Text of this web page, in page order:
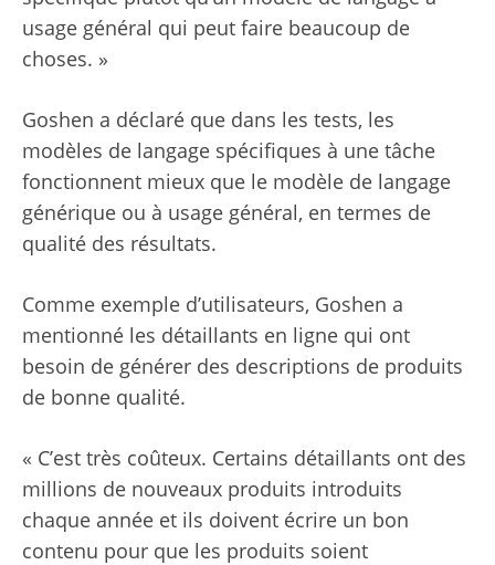
usage général qui peut faire beaucoup de
choses. »
Goshen a déclaré que dans les tests, les
modèles de langage spécifiques à une tâche
fonctionnent mieux que le modèle de langage
générique ou à usage général, en termes de
qualité des résultats.
Comme exemple d’utilisateurs, Goshen a
mentionné les détaillants en ligne qui ont
besoin de générer des descriptions de produits
de bonne qualité.
« C’est très coûteux. Certains détaillants ont des
millions de nouveaux produits introduits
chaque année et ils doivent écrire un bon
contenu pour que les produits soient